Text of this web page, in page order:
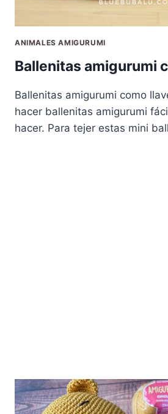
ANIMALES AMIGURUMI
Ballenitas amigurumi
Ballenitas amigurumi como
hacer ballenitas amigurumi
hacer. Para tejer estas mini